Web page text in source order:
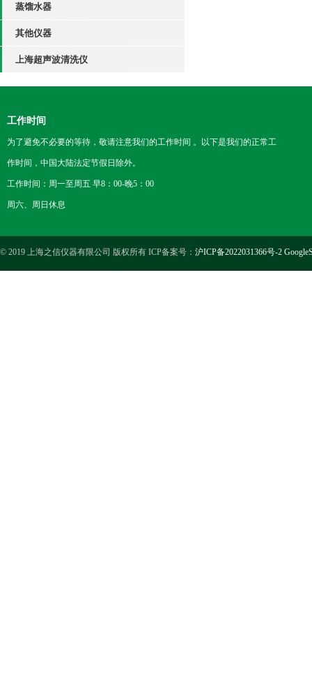
蒸馏水器
其他仪器
上海超声波清洗仪
工作时间
为了避免不必要的等待，敬请注意我们的工作时间 。以下是我们的正常工
作时间，中国大陆法定节假日除外。
工作时间：周一至周五 早8：00-晚5：00
周六、周日休息
© 2019 上海之信仪器有限公司 版权所有 ICP备案号： 沪ICP备2022031366号-2